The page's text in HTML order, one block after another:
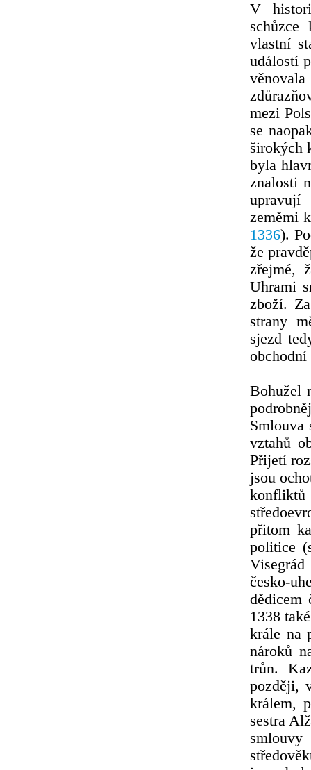
V
vlastní
událostí
mezi
se
širokých
byla
znalosti
upravují
zeměmi
1336).
že
zřejmé,
Uhrami
zboží.
strany
sjezd
Bohužel
Smlouva
vztahů
Přijetí
jsou
konfliktů
přitom
politice
česko-
dědicem
1338
krále na
nároků
trůn.
později,
králem,
sestra